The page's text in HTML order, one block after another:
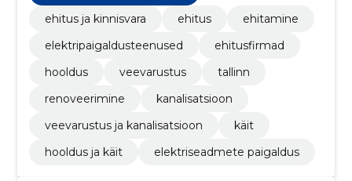
ehitus ja kinnisvara
ehitus
ehitamine
elektripaigaldusteenused
ehitusfirmad
hooldus
veevarustus
tallinn
renoveerimine
kanalisatsioon
veevarustus ja kanalisatsioon
käit
hooldus ja käit
elektriseadmete paigaldus